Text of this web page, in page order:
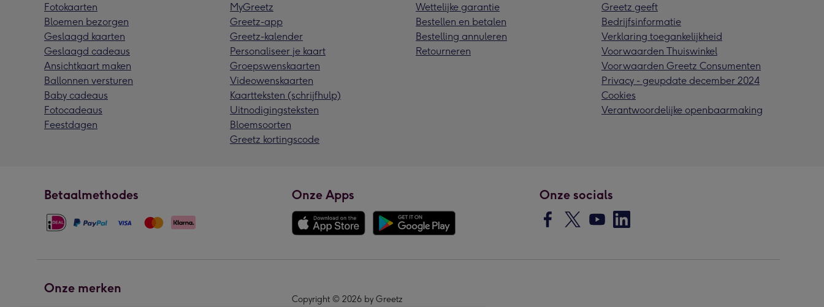
Fotokaarten
Bloemen bezorgen
Geslaagd kaarten
Geslaagd cadeaus
Ansichtkaart maken
Ballonnen versturen
Baby cadeaus
Fotocadeaus
Feestdagen
MyGreetz
Greetz-app
Greetz-kalender
Personaliseer je kaart
Groepswenskaarten
Videowenskaarten
Kaartteksten (schrijfhulp)
Uitnodigingsteksten
Bloemsoorten
Greetz kortingscode
Wettelijke garantie
Bestellen en betalen
Bestelling annuleren
Retourneren
Greetz geeft
Bedrijfsinformatie
Verklaring toegankelijkheid
Voorwaarden Thuiswinkel
Voorwaarden Greetz Consumenten
Privacy - geupdate december 2024
Cookies
Verantwoordelijke openbaarmaking
Betaalmethodes Onze Apps Onze socials
Onze merken
Copyright © 2026 by Greetz